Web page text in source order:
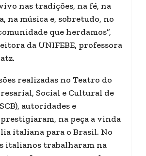
nas tradições, na fé, na
na música e, sobretudo, no
que herdamos”,
da UNIFEBE, professora
realizadas no Teatro do
Social e Cultural de
autoridades e
na peça a vinda
italiana para o Brasil. No
italianos trabalharam na